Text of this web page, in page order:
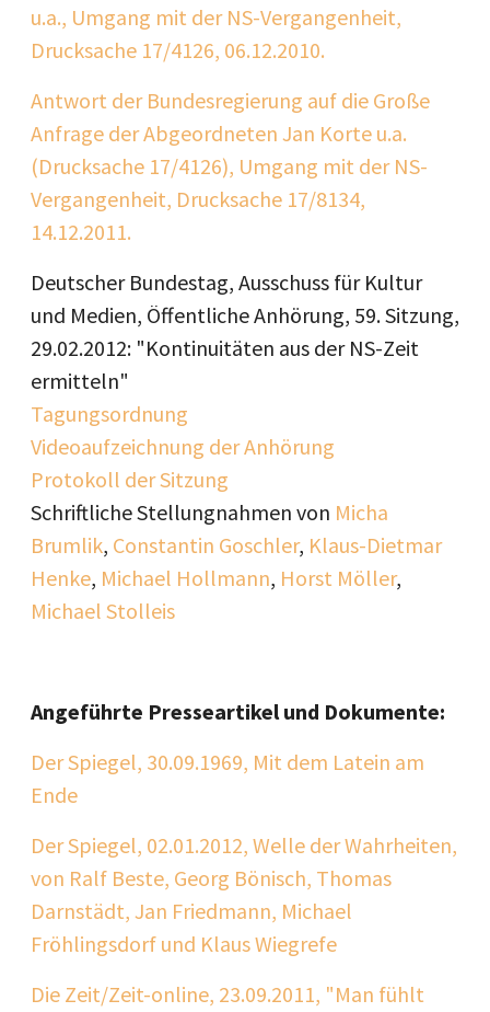
u.a., Umgang mit der NS-Vergangenheit,
Drucksache 17/4126, 06.12.2010.
Antwort der Bundesregierung auf die Große
Anfrage der Abgeordneten Jan Korte u.a.
(Drucksache 17/4126), Umgang mit der NS-
Vergangenheit, Drucksache 17/8134,
14.12.2011.
Deutscher Bundestag, Ausschuss für Kultur
und Medien, Öffentliche Anhörung, 59. Sitzung,
29.02.2012: "Kontinuitäten aus der NS-Zeit
ermitteln"
Tagungsordnung
Videoaufzeichnung der Anhörung
Protokoll der Sitzung
Schriftliche Stellungnahmen von Micha
Brumlik, Constantin Goschler, Klaus-Dietmar
Henke, Michael Hollmann, Horst Möller,
Michael Stolleis
Angeführte Presseartikel und Dokumente:
Der Spiegel, 30.09.1969, Mit dem Latein am
Ende
Der Spiegel, 02.01.2012, Welle der Wahrheiten,
von Ralf Beste, Georg Bönisch, Thomas
Darnstädt, Jan Friedmann, Michael
Fröhlingsdorf und Klaus Wiegrefe
Die Zeit/Zeit-online, 23.09.2011, "Man fühlt